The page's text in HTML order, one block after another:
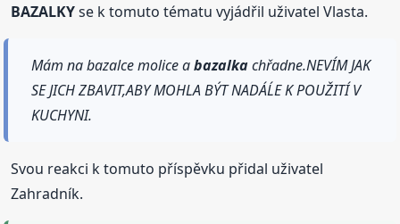
BAZALKYse k tomuto tématu vyjádřil uživatel Vlasta.
Mám na bazalce molice abazalkachřadne.NEVÍM JAK
SE JICH ZBAVIT,ABY MOHLA BÝT NADÁĹE K POUŽITÍ V
KUCHYNI.
Svou reakci k tomuto příspěvku přidal uživatel
Zahradník.